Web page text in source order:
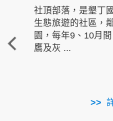
社頂部落，是墾丁
生態旅遊的社區，
園，每年9、10月
鷹及灰 ...